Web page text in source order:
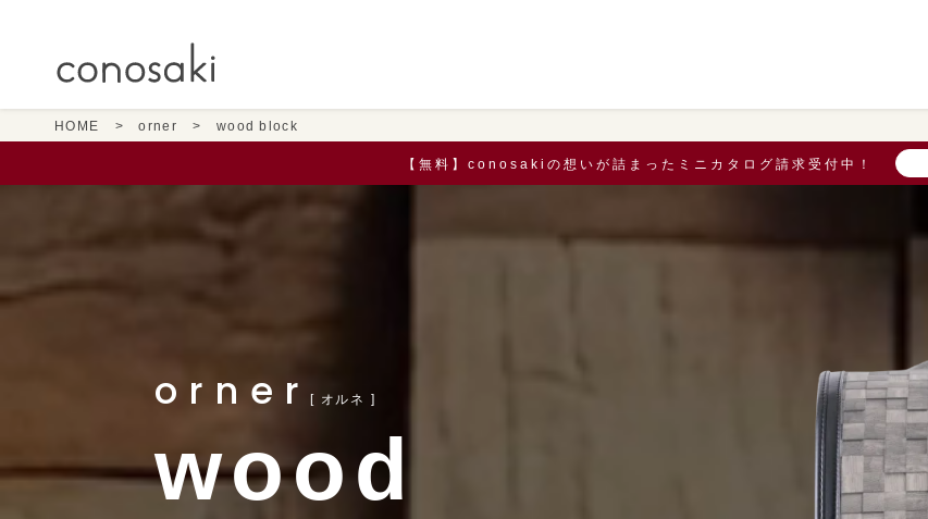
HOME orner wood block
【無料】conosakiの想いが詰まったミニカタログ請求受付中！
orner [ オルネ ]
wood